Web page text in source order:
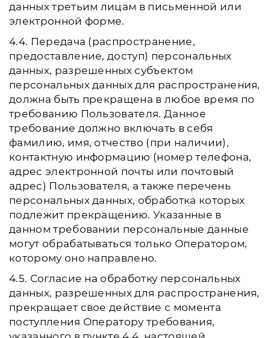
данных третьим лицам в письменной или
электронной форме.
4.4. Передача (распространение,
предоставление, доступ) персональных
данных, разрешенных субъектом
персональных данных для распространения,
должна быть прекращена в любое время по
требованию Пользователя. Данное
требование должно включать в себя
фамилию, имя, отчество (при наличии),
контактную информацию (номер телефона,
адрес электронной почты или почтовый
адрес) Пользователя, а также перечень
персональных данных, обработка которых
подлежит прекращению. Указанные в
данном требовании персональные данные
могут обрабатываться только Оператором,
которому оно направлено.
4.5. Согласие на обработку персональных
данных, разрешенных для распространения,
прекращает свое действие с момента
поступления Оператору требования,